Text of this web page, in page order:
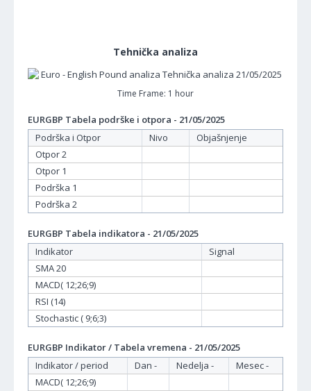
Tehnička analiza
Time Frame: 1 hour
EURGBP Tabela podrške i otpora - 21/05/2025
Podrška i Otpor
Nivo
Objašnjenje
Otpor 2
Otpor 1
Podrška 1
Podrška 2
EURGBP Tabela indikatora - 21/05/2025
Indikator
Signal
SMA 20
MACD( 12;26;9)
RSI (14)
Stochastic ( 9;6;3)
EURGBP Indikator / Tabela vremena - 21/05/2025
Indikator / period
Dan - Nedelja -
Mesec -
MACD( 12;26;9)